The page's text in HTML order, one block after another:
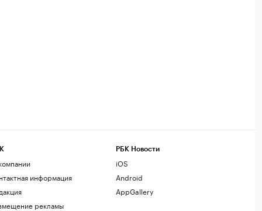
информация
рекламы
РБК Новости
iOS
Android
AppGallery